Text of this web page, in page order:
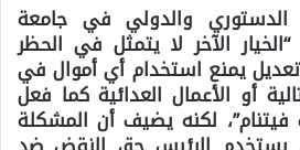
الدستوري والدولي في جامعة
الآخر لا يتمثل في الحظر
يمنع استخدام أي أموال في
أو الأعمال العدائية كما فعل
فيتنام”، لكنه يضيف أن المشكلة